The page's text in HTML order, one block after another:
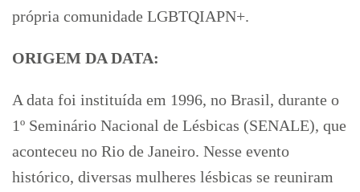
própria comunidade LGBTQIAPN+.
ORIGEM DA DATA:
A data foi instituída em 1996, no Brasil, durante o
1º Seminário Nacional de Lésbicas (SENALE), que
aconteceu no Rio de Janeiro. Nesse evento
histórico, diversas mulheres lésbicas se reuniram